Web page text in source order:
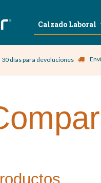
Calzado Laboral
30 días para devoluciones